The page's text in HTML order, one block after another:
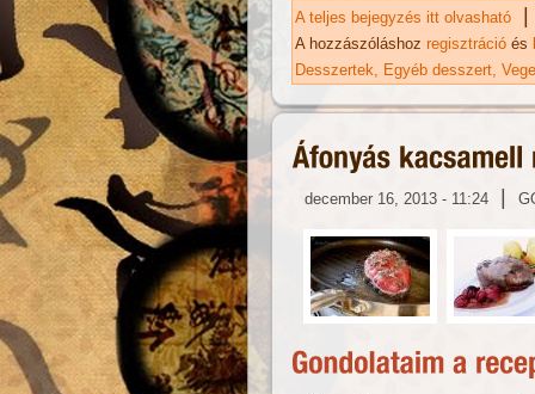
A teljes bejegyzés itt olvasható |
A hozzászóláshoz regisztráció és
Desszertek
Egyéb desszert
december 16, 2013 - 11:24 |